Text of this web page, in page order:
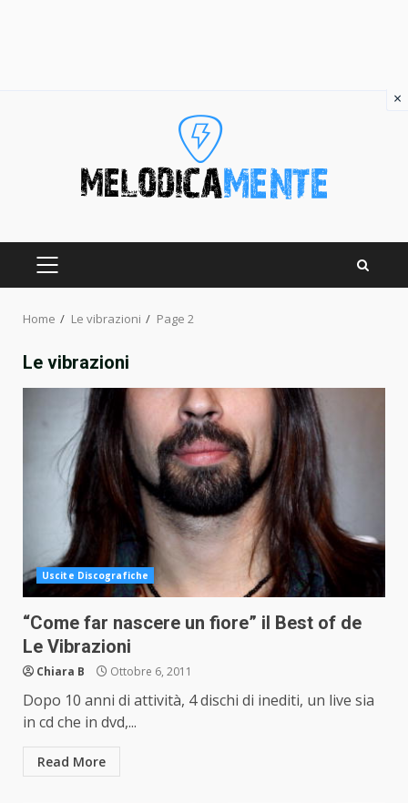
PRIMARY
Home Le vibrazioni Page 2
Le vibrazioni
Uscite Discografiche
“Come far nascere un fiore” il Best of de
Le Vibrazioni
Chiara B Ottobre 6, 2011
Dopo 10 anni di attività, 4 dischi di inediti, un live sia
in cd che in dvd,...
Read More
×